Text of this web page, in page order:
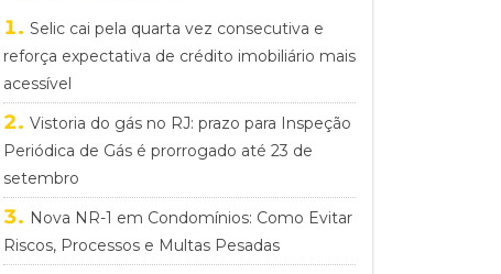
Selic cai pela quarta vez consecutiva e
reforça expectativa de crédito imobiliário mais
acessível
Vistoria do gás no RJ: prazo para Inspeção
Periódica de Gás é prorrogado até 23 de
setembro
Nova NR-1 em Condomínios: Como Evitar
Riscos, Processos e Multas Pesadas